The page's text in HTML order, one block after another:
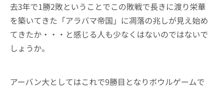
去3年で1勝2敗ということでこの敗戦で長きに渡り栄華
を築いてきた「アラバマ帝国」に凋落の兆しが見え始め
てきたか・・・と感じる人も少なくはないのではないで
しょうか。
アーバン大としてはこれで9勝目となりボウルゲームで